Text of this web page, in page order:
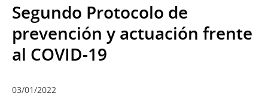
Segundo Protocolo de
prevención y actuación frente
al COVID-19
03/01/2022